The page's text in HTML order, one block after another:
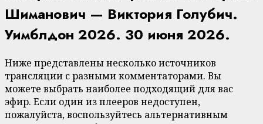
Шиманович — Виктория Голубич.
Уимблдон 2026. 30 июня 2026.
Ниже представлены несколько источников
трансляции с разными комментаторами. Вы
можете выбрать наиболее подходящий для вас
эфир. Если один из плееров недоступен,
пожалуйста, воспользуйтесь альтернативным